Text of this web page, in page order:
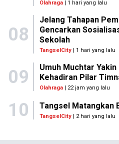
Olahraga| 1 hari yang lalu
08
Jelang Tahapan
Gencarkan
Sekolah
TangselCity| 1 hari yang lalu
09
Umuh Muchtar
Kehadiran Pilar
Olahraga| 22 jam yang lalu
10 Tangsel Matangkan
TangselCity | 2 hari yang lalu